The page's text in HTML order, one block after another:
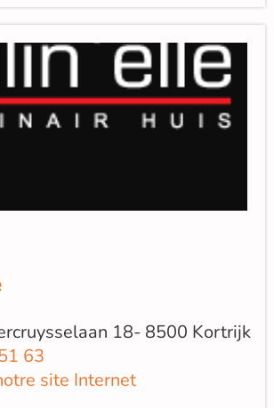
18- 8500 Kortrijk
63
site Internet